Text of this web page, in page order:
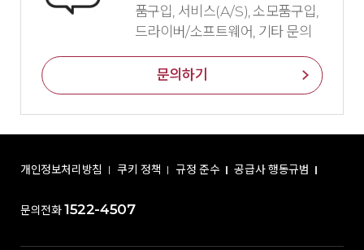
품구입, 서비스(A/S), 소모품구입,
드라이버/소프트웨어, 기타 문의
문의하기
개인정보처리방침 쿠키 정책 규정 준수 공급사 행동규범
문의전화 1522-4507